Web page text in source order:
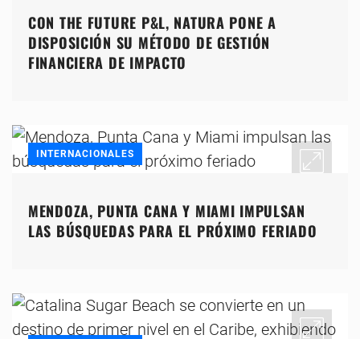
CON THE FUTURE P&L, NATURA PONE A
DISPOSICIÓN SU MÉTODO DE GESTIÓN
FINANCIERA DE IMPACTO
INTERNACIONALES
MENDOZA, PUNTA CANA Y MIAMI IMPULSAN
LAS BÚSQUEDAS PARA EL PRÓXIMO FERIADO